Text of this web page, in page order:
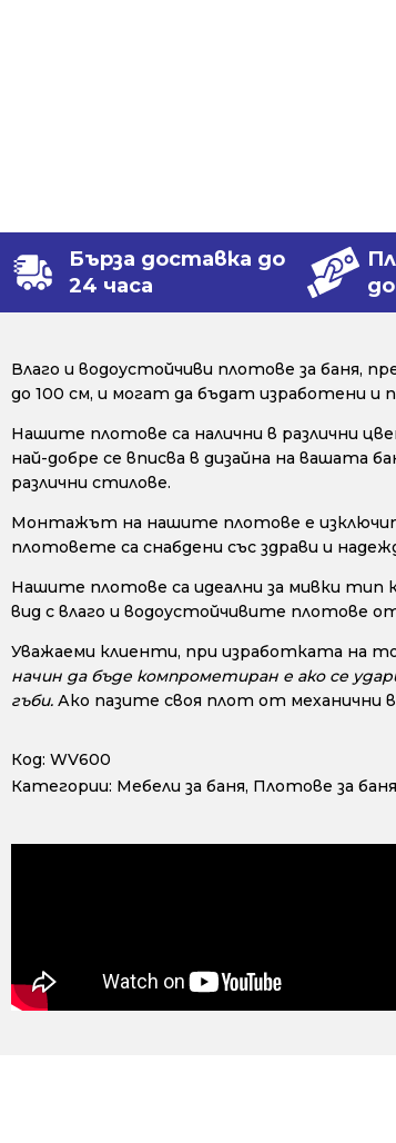
Бърза доставка до
24 часа
Влаго и водоустойчиви плотове за баня,
до 100 см, и могат да бъдат изработени и
Нашите плотове са налични в различни
най-добре се вписва в дизайна на вашата
различни стилове.
Монтажът на нашите плотове е
плотовете са снабдени със здрави и
Нашите плотове са идеални за мивки тип
вид с влаго и водоустойчивите плотове
Уважаеми клиенти, при изработката на
начин да бъде компрометиран е ако се
гъби. Ако пазите своя плот от механични
Код: WV600
Категории: Мебели за баня, Плотове за баня